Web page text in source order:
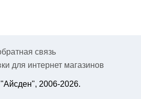
связь
для интернет магазинов
2006-2026.